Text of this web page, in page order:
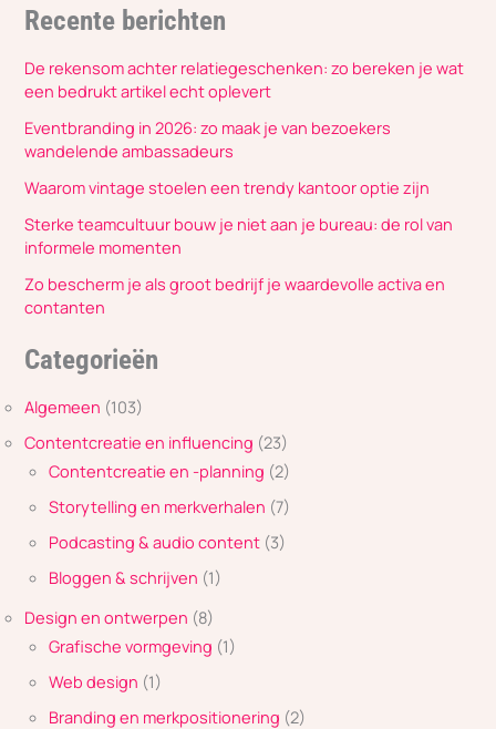
Recente berichten
De rekensom achter relatiegeschenken: zo bereken je wat
een bedrukt artikel echt oplevert
Eventbranding in 2026: zo maak je van bezoekers
wandelende ambassadeurs
Waarom vintage stoelen een trendy kantoor optie zijn
Sterke teamcultuur bouw je niet aan je bureau: de rol van
informele momenten
Zo bescherm je als groot bedrijf je waardevolle activa en
contanten
Categorieën
Algemeen (103)
Contentcreatie en influencing (23)
Contentcreatie en -planning (2)
Storytelling en merkverhalen (7)
Podcasting & audio content (3)
Bloggen & schrijven (1)
Design en ontwerpen (8)
Grafische vormgeving (1)
Web design (1)
Branding en merkpositionering (2)